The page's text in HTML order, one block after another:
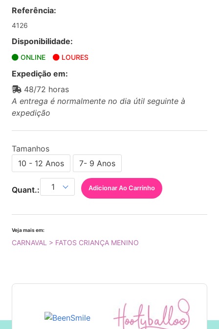
Referência:
4126
Disponibilidade:
ONLINE LOURES
Expedição em:
48/72 horas
A entrega é normalmente no dia útil seguinte à
expedição
Tamanhos
10 - 12 Anos
7- 9 Anos
Quant.: Adicionar Ao Carrinho
Veja mais em:
CARNAVAL > FATOS CRIANÇA MENINO